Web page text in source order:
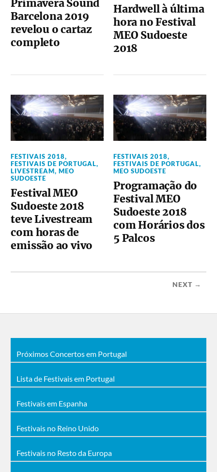
Primavera Sound
Barcelona 2019
revelou o cartaz
completo
Hardwell à última
hora no Festival
MEO Sudoeste
2018
FESTIVAIS 2018,
FESTIVAIS DE PORTUGAL,
LIVESTREAM,MEO
SUDOESTE
Festival MEO
Sudoeste 2018
teve Livestream
com horas de
emissão ao vivo
FESTIVAIS 2018,
FESTIVAIS DE PORTUGAL,
MEO SUDOESTE
Programação do
Festival MEO
Sudoeste 2018
com Horários dos
5 Palcos
NEXT →
Próximos Concertos em Portugal
Lista de Festivais em Portugal
Festivais em Espanha
Festivais no Reino Unido
Festivais no Resto da Europa